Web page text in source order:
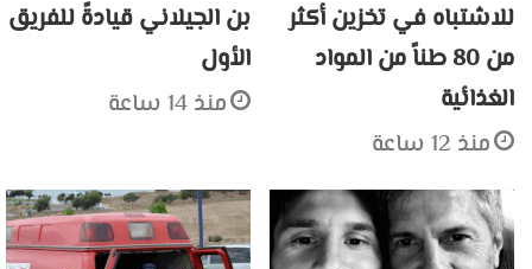
للاشتباه في تخزين أكثر
من 80 طناً من المواد
الغذائية
منذ 12 ساعة
بن الجيلاني قيادةً للفريق
الأول
منذ 14 ساعة